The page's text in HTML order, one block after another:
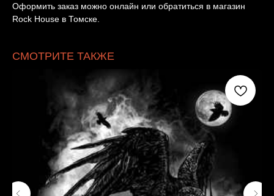
Оформить заказ можно онлайн или обратиться в магазин
Rock House в Томске.
СМОТРИТЕ ТАКЖЕ